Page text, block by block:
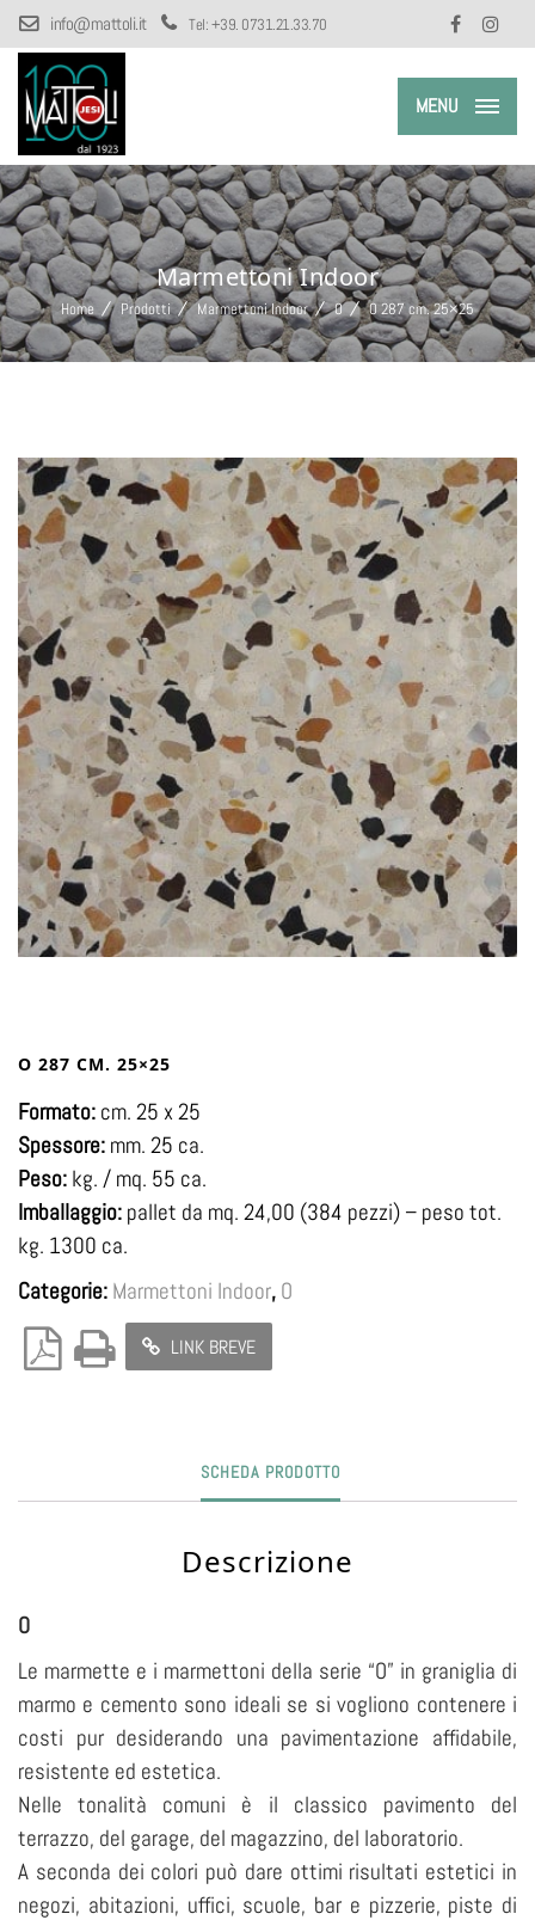
info@mattoli.it Tel:+39. 0731.21.33.70
MENU
Marmettoni Indoor
Home Prodotti Marmettoni Indoor O O 287 cm. 25×25
O 287 CM. 25×25
Formato: cm. 25 x 25
Spessore: mm. 25 ca.
Peso: kg. / mq. 55 ca.
Imballaggio: pallet da mq. 24,00 (384 pezzi) – peso tot.
kg. 1300 ca.
Categorie: Marmettoni Indoor, O
LINK BREVE
SCHEDA PRODOTTO
Descrizione
O
Le marmette e i marmettoni della serie “O” in graniglia di
marmo e cemento sono ideali se si vogliono contenere i
costi pur desiderando una pavimentazione affidabile,
resistente ed estetica.
Nelle tonalità comuni è il classico pavimento del
terrazzo, del garage, del magazzino, del laboratorio.
A seconda dei colori può dare ottimi risultati estetici in
negozi, abitazioni, uffici, scuole, bar e pizzerie, piste di